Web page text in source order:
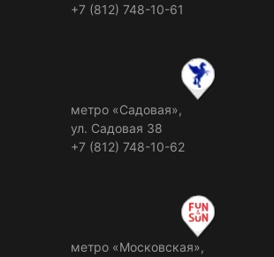
+7 (812) 748-10-61
метро «Садовая»,
ул. Садовая 38
+7 (812) 748-10-62
метро «Московская»,